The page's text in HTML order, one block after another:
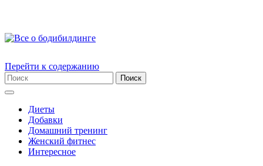
Перейти к содержанию
Диеты
Добавки
Домашний тренинг
Женский фитнес
Интересное